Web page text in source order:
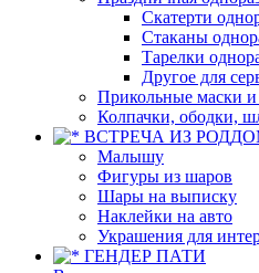
Скатерти
Стаканы
Тарелки
Другое для
Прикольные маски и
Колпачки, ободки,
ВСТРЕЧА ИЗ
Малышу
Фигуры из шаров
Шары на выписку
Наклейки на авто
Украшения для
ГЕНДЕР ПАТИ